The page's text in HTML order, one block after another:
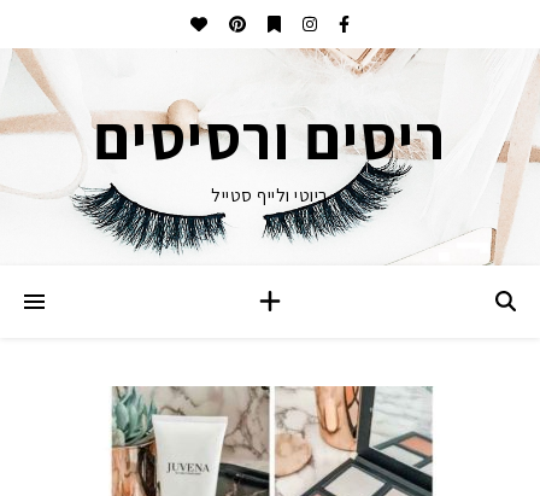
ריסים ורסיסים
ביוטי ולייף סטייל